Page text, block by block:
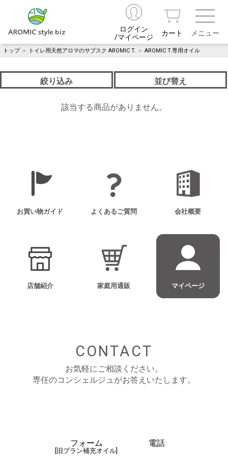
ログイン
/マイページ
カート
トップ ＞ トイレ用天然アロマのサブスク AROMIC T. ＞ AROMIC T.専用オイル
絞り込み 並び替え
該当する商品がありません。
お買い物ガイド よくあるご質問 会社概要
店舗紹介 家庭用通販 マイページ
CONTACT
お気軽にご相談ください。
専任のコンシェルジュがお答えいたします。
フォーム
[旧プラン補充オイル]
電話